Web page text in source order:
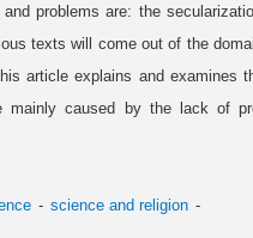
problems are: the
texts will come out of the
article explains and examines
mainly caused by the lack of
science and religion